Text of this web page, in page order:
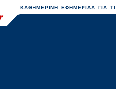
ΚΑΘΗΜΕΡΙΝΗ ΕΦΗΜΕΡΙΔΑ ΓΙΑ